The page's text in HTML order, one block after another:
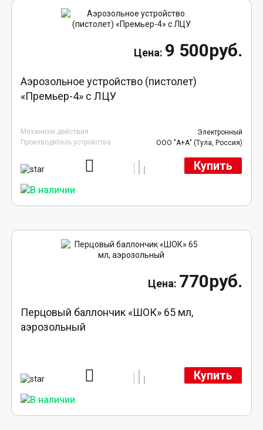
9 500руб.
Аэрозольное устройство (пистолет)
«Премьер-4» с ЛЦУ
Механизм действия
Электронный
Производитель устройства
ООО "А+А" (Тула, Россия)
Купить
770руб.
Перцовый баллончик «ШОК» 65 мл,
аэрозольный
Купить